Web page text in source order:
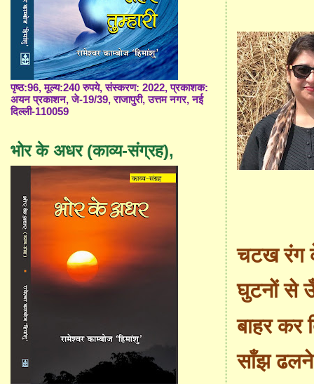
चटख रंग
घुटनों से
बाहर कर
साँझ
पृष्ठ:96, मूल्य:240 रुपये, संस्करण: 2022, प्रकाशक:
अयन प्रकाशन, जे-19/39, राजापुरी, उत्तम नगर, नई
दिल्ली-110059
भोर के अधर (काव्य-संग्रह),